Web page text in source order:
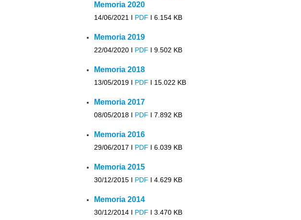
Memoria 2020
14/06/2021 I PDF I 6.154 KB
Memoria 2019
22/04/2020 I PDF I 9.502 KB
Memoria 2018
13/05/2019 I PDF I 15.022 KB
Memoria 2017
08/05/2018 I PDF I 7.892 KB
Memoria 2016
29/06/2017 I PDF I 6.039 KB
Memoria 2015
30/12/2015 I PDF I 4.629 KB
Memoria 2014
30/12/2014 I PDF I 3.470 KB